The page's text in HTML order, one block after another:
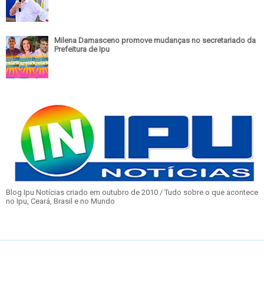
Milena Damasceno promove mudanças no secretariado da
Prefeitura de Ipu
Blog Ipu Notícias criado em outubro de 2010 / Tudo sobre o que acontece
no Ipu, Ceará, Brasil e no Mundo